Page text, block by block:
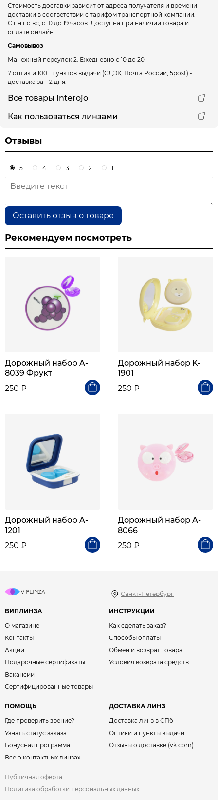
Стоимость доставки зависит от адреса получателя и времени
доставки в соответствии с тарифом транспортной компании.
С пн по вс, с 10 до 19 часов. Доступна при наличии товара и
оплате онлайн.
Самовывоз
Манежный переулок 2. Ежедневно с 10 до 20.
7 оптик и 100+ пунктов выдачи (СДЭК, Почта России, 5post) -
доставка за 1-2 дня.
Все товары Interojo
Как пользоваться линзами
Отзывы
5 4 3 2 1
Оставить отзыв о товаре
Рекомендуем посмотреть
Дорожный набор A-
8039 Фрукт
250 ₽
Дорожный набор K-
1901
250 ₽
Дорожный набор A-
1201
250 ₽
Дорожный набор A-
8066
250 ₽
Санкт-Петербург
ВИПЛИНЗА
О магазине
Контакты
Акции
Подарочные сертификаты
Вакансии
Сертифицированные товары
ИНСТРУКЦИИ
Как сделать заказ?
Способы оплаты
Обмен и возврат товара
Условия возврата средств
ПОМОЩЬ
Где проверить зрение?
Узнать статус заказа
Бонусная программа
Все о контактных линзах
ДОСТАВКА ЛИНЗ
Доставка линз в СПб
Оптики и пункты выдачи
Отзывы о доставке (vk.com)
Публичная оферта
Политика обработки персональных данных